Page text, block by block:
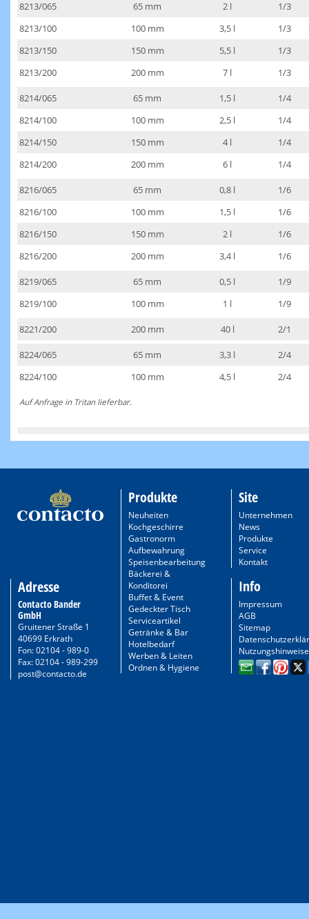
8213/065 65 mm 2 l
1/3
8213/100
100 mm 3,5 l
1/3
8213/150
150 mm 5,5 l
1/3
8213/200
200 mm 7 l 1/3
8214/065 65 mm 1,5 l
1/4
8214/100
100 mm 2,5 l
1/4
8214/150
150 mm 4 l
1/4
8214/200
200 mm 6 l 1/4
8216/065 65 mm 0,8 l
1/6
8216/100
100 mm 1,5 l
1/6
8216/150
150 mm 2 l
1/6
8216/200
200 mm 3,4 l 1/6
8219/065 65 mm 0,5 l
1/9
8219/100
100 mm 1 l 1/9
8221/200 200 mm 40 l 2/1
8224/065 65 mm 3,3 l
2/4
8224/100
100 mm 4,5 l 2/4
Auf Anfrage in Tritan lieferbar.
Adresse
Contacto Bander
GmbH
Gruitener Straße 1
40699 Erkrath
Fon: 02104 - 989-0
Fax: 02104 - 989-299
post@contacto.de
Produkte
Neuheiten
Kochgeschirre
Gastronorm
Aufbewahrung
Speisenbearbeitung
Bäckerei &
Konditorei
Buffet & Event
Gedeckter Tisch
Serviceartikel
Getränke & Bar
Hotelbedarf
Werben & Leiten
Ordnen & Hygiene
Site
Unternehmen
News
Produkte
Service
Kontakt
Info
Impressum
AGB
Sitemap
Nutzungshinweise